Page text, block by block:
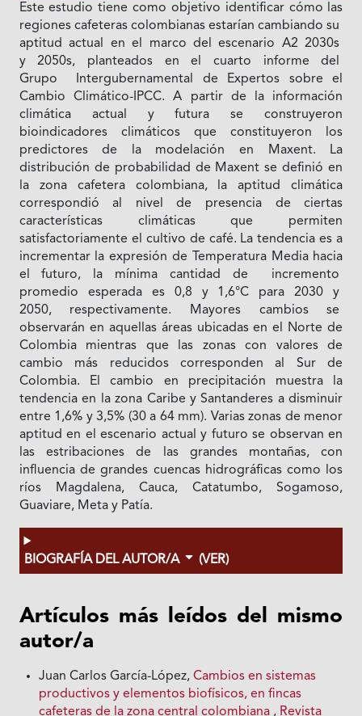
Este estudio tiene como objetivo identificar cómo las
regiones cafeteras colombianas estarían cambiando su
aptitud actual en el marco del escenario A2 2030s
y 2050s, planteados en el cuarto informe del
Grupo Intergubernamental de Expertos sobre el
Cambio Climático-IPCC. A partir de la información
climática actual y futura se construyeron
bioindicadores climáticos que constituyeron los
predictores de la modelación en Maxent. La
distribución de probabilidad de Maxent se definió en
la zona cafetera colombiana, la aptitud climática
correspondió al nivel de presencia de ciertas
características climáticas que permiten
satisfactoriamente el cultivo de café. La tendencia es a
incrementar la expresión de Temperatura Media hacia
el futuro, la mínima cantidad de incremento
promedio esperada es 0,8 y 1,6°C para 2030 y
2050, respectivamente. Mayores cambios se
observarán en aquellas áreas ubicadas en el Norte de
Colombia mientras que las zonas con valores de
cambio más reducidos corresponden al Sur de
Colombia. El cambio en precipitación muestra la
tendencia en la zona Caribe y Santanderes a disminuir
entre 1,6% y 3,5% (30 a 64 mm). Varias zonas de menor
aptitud en el escenario actual y futuro se observan en
las estribaciones de las grandes montañas, con
influencia de grandes cuencas hidrográficas como los
ríos Magdalena, Cauca, Catatumbo, Sogamoso,
Guaviare, Meta y Patía.
BIOGRAFÍA DEL AUTOR/A (VER)
Artículos más leídos del mismo
autor/a
Juan Carlos García-López,Cambios en sistemas
productivos y elementos biofísicos, en fincas
cafeteras de la zona central colombiana , Revista